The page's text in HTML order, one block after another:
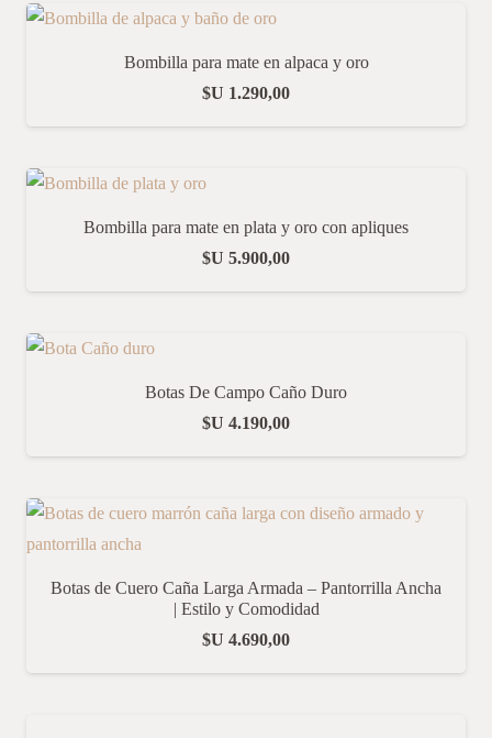
Bombilla para mate en alpaca y oro
$U 1.290,00
Bombilla para mate en plata y oro con apliques
$U 5.900,00
Botas De Campo Caño Duro
$U 4.190,00
Botas de Cuero Caña Larga Armada – Pantorrilla Ancha
| Estilo y Comodidad
$U 4.690,00